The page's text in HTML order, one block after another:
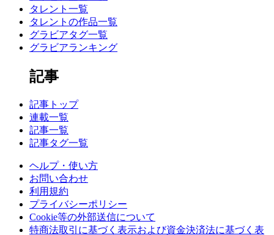
タレント一覧
タレントの作品一覧
グラビアタグ一覧
グラビアランキング
記事
記事トップ
連載一覧
記事一覧
記事タグ一覧
ヘルプ・使い方
お問い合わせ
利用規約
プライバシーポリシー
Cookie等の外部送信について
特商法取引に基づく表示および資金決済法に基づく表